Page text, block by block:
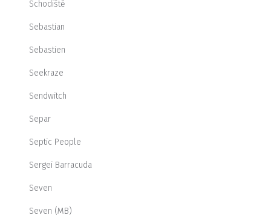
Schodiště
Sebastian
Sebastien
Seekraze
Sendwitch
Separ
Septic People
Sergei Barracuda
Seven
Seven (MB)